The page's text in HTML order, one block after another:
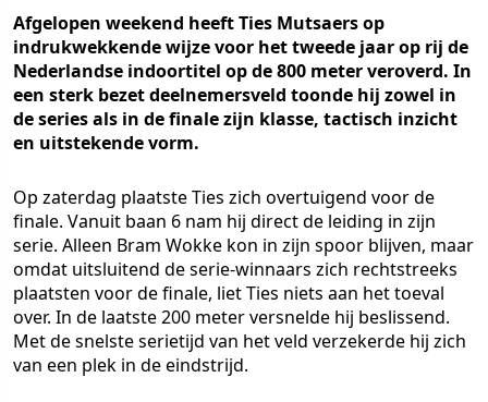
Afgelopen weekend heeft Ties Mutsaers op
indrukwekkende wijze voor het tweede jaar op rij de
Nederlandse indoortitel op de 800 meter veroverd. In
een sterk bezet deelnemersveld toonde hij zowel in
de series als in de finale zijn klasse, tactisch inzicht
en uitstekende vorm.
Op zaterdag plaatste Ties zich overtuigend voor de
finale. Vanuit baan 6 nam hij direct de leiding in zijn
serie. Alleen Bram Wokke kon in zijn spoor blijven, maar
omdat uitsluitend de serie-winnaars zich rechtstreeks
plaatsten voor de finale, liet Ties niets aan het toeval
over. In de laatste 200 meter versnelde hij beslissend.
Met de snelste serietijd van het veld verzekerde hij zich
van een plek in de eindstrijd.